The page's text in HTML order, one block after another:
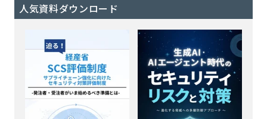
人気資料ダウンロード